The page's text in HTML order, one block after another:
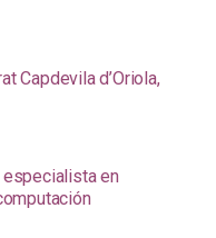
Capdevila d’Oriola,
especialista en